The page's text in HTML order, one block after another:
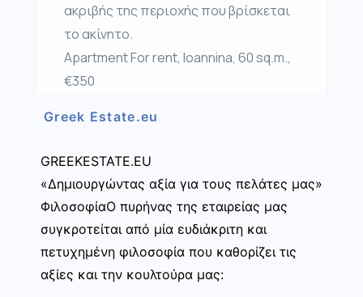
ακριβής της περιοχής που βρίσκεται
το ακίνητο.
Apartment For rent, Ioannina, 60 sq.m.,
€350
Greek Estate.eu
GREEKESTATE.EU
«Δημιουργώντας αξία για τους πελάτες μας»
ΦιλοσοφίαΟ πυρήνας της εταιρείας μας
συγκροτείται από μία ευδιάκριτη και
πετυχημένη φιλοσοφία που καθορίζει τις
αξίες και την κουλτούρα μας: